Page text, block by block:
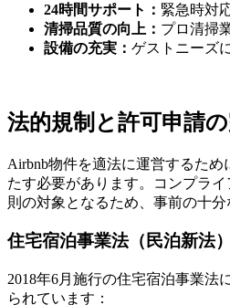
24時間サポート： 緊急時対
清掃品質の向上： プロ清掃
設備の充実： ゲストニーズ
法的規制と許可申請
Airbnb物件を適法に運営するた
たす必要があります。コンプラ
則の対象となるため、事前の十分
住宅宿泊事業法（民泊新法
2018年6月施行の住宅宿泊事業法
られています：